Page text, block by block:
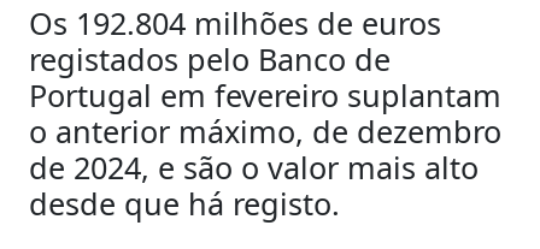
Os 192.804 milhões de euros
registados pelo Banco de
Portugal em fevereiro suplantam
o anterior máximo, de dezembro
de 2024, e são o valor mais alto
desde que há registo.